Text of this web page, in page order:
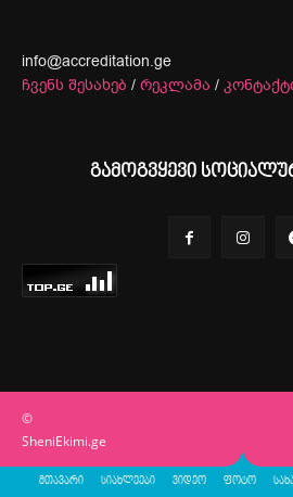
info@accreditation.ge
ჩვენს შესახებ / რეკლამა /
გამოგვყევი
©
SheniEkimi.ge
მთავარი სიახლეები ვიდეო ფოტო